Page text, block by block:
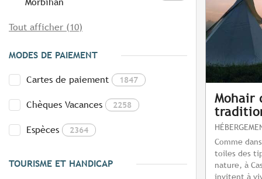
Morbihan
Tout afficher (10)
MODES DE PAIEMENT
Cartes de paiement 1847
Chèques Vacances 2258
Espèces 2364
TOURISME ET HANDICAP
Mohair
Comme
toiles des
nature, à
invitent à